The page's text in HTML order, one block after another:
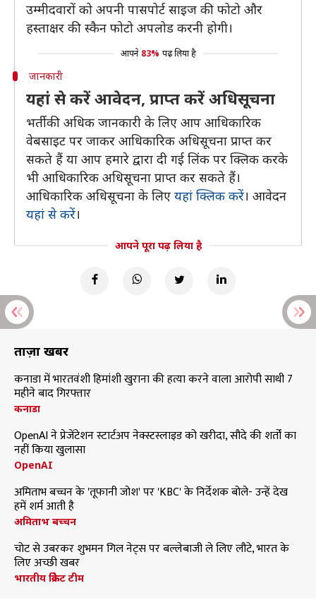
उम्मीदवारों को अपनी पासपोर्ट साइज की फोटो और
हस्ताक्षर की स्कैन फोटो अपलोड करनी होगी।
आपने 83% पढ़ लिया है
जानकारी
यहां से करें आवेदन, प्राप्त करें अधिसूचना
भर्ती की अधिक जानकारी के लिए आप आधिकारिक
वेबसाइट पर जाकर आधिकारिक अधिसूचना प्राप्त कर
सकते हैं या आप हमारे द्वारा दी गई लिंक पर क्लिक करके
भी आधिकारिक अधिसूचना प्राप्त कर सकते हैं।
आधिकारिक अधिसूचना के लिए यहां क्लिक करें। आवेदन
यहां से करें।
आपने पूरा पढ़ लिया है
ताज़ा खबरें
कनाडा में भारतवंशी हिमांशी खुराना की हत्या करने वाला आरोपी साथी 7
महीने बाद गिरफ्तार
कनाडा
OpenAI ने प्रेजेंटेशन स्टार्टअप नेक्स्टस्लाइड को खरीदा, सौदे की शर्तों का
नहीं किया खुलासा
OpenAI
अमिताभ बच्चन के 'तूफानी जोश' पर 'KBC' के निर्देशक बोले- उन्हें देख
हमें शर्म आती है
अमिताभ बच्चन
चोट से उबरकर शुभमन गिल नेट्स पर बल्लेबाजी ले लिए लौटे, भारत के
लिए अच्छी खबर
भारतीय क्रिकेट टीम